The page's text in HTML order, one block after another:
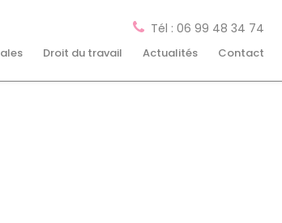
Tél : 06 99 48 34 74
Droit du travail Actualités Contact